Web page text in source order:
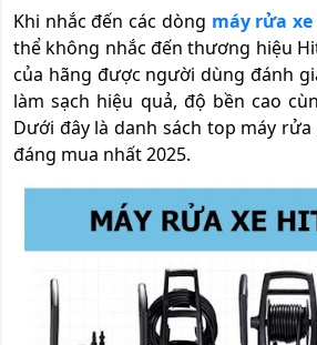
Khi nhắc đến các dòng máy rửa xe
thể không nhắc đến thương hiệu
của hãng được người dùng đánh
làm sạch hiệu quả, độ bền cao
Dưới đây là danh sách top máy rửa
đáng mua nhất 2025.